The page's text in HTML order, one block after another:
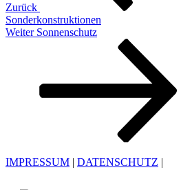
Zurück
Sonderkonstruktionen
Nächster
Weiter Sonnenschutz
IMPRESSUM | DATENSCHUTZ |